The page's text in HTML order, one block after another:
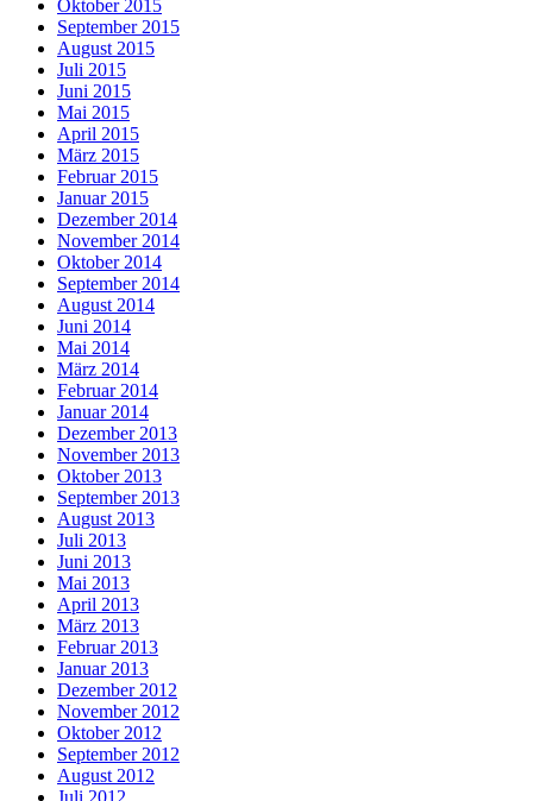
Oktober 2015
September 2015
August 2015
Juli 2015
Juni 2015
Mai 2015
April 2015
März 2015
Februar 2015
Januar 2015
Dezember 2014
November 2014
Oktober 2014
September 2014
August 2014
Juni 2014
Mai 2014
März 2014
Februar 2014
Januar 2014
Dezember 2013
November 2013
Oktober 2013
September 2013
August 2013
Juli 2013
Juni 2013
Mai 2013
April 2013
März 2013
Februar 2013
Januar 2013
Dezember 2012
November 2012
Oktober 2012
September 2012
August 2012